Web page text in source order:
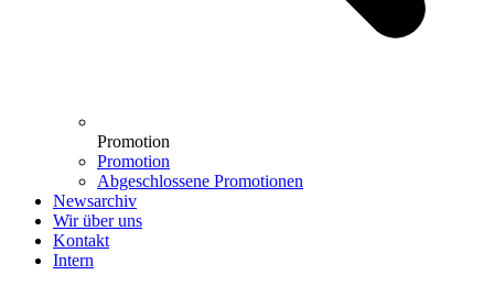
Promotion
Promotion
Abgeschlossene Promotionen
Newsarchiv
Wir über uns
Kontakt
Intern